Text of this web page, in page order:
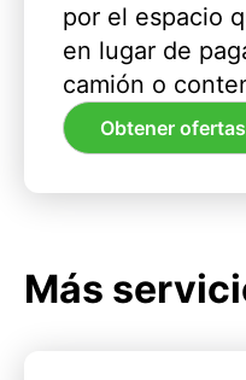
por el espacio
en lugar de
camión o
Obtener ofertas
Más